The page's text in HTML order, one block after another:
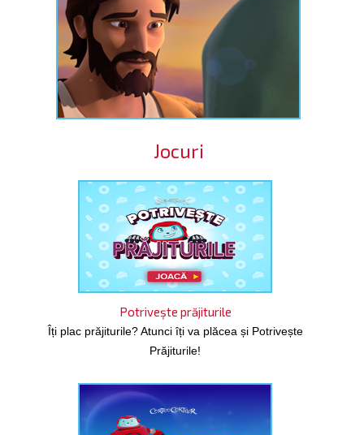
Jocuri
Potrivește prăjiturile
Îți plac prăjiturile? Atunci îți va plăcea și Potrivește
Prăjiturile!